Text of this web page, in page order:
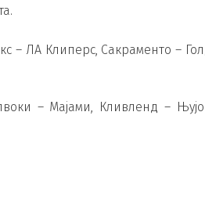
– ЛА Клиперс, Сакраменто –
– Мајами, Кливленд –